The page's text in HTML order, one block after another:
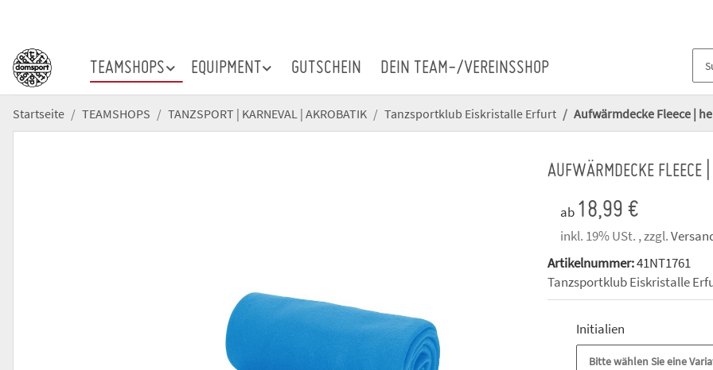
TEAMSHOPS EQUIPMENT GUTSCHEIN DEIN TEAM-/VEREINSSHOP
Startseite TEAMSHOPS TANZSPORT | KARNEVAL | AKROBATIK Tanzsportklub Eiskristalle Erfurt Aufwärmdecke Fleece |
AUFWÄRMDECKE FLEECE
ab 18,99 €
inkl. 19% USt. , zzgl.
Artikelnummer:41NT1761
Tanzsportklub Eiskristalle
Initialien
Bitte wählen Sie eine